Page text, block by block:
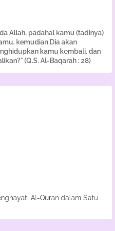
Allah, padahal kamu (tadinya)
kemudian Dia akan
kamu kembali, dan
(Q.S. Al-Baqarah : 28)
Al-Quran dalam Satu